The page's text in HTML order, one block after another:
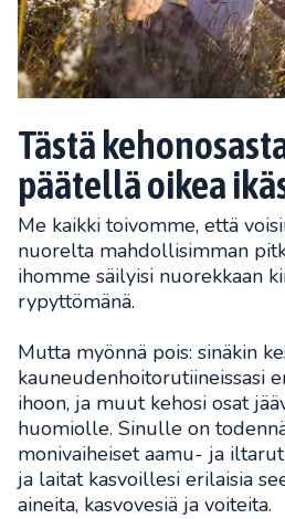
Tästä
päätellä oikea
Me kaikki toivomme, että
nuorelta mahdollisimman
ihomme säilyisi nuorekkaan
rypyttömänä.
Mutta myönnä pois: sinäkin
kauneudenhoitorutiineissasi
ihoon, ja muut kehosi osat
huomiolle. Sinulle on
monivaiheiset aamu- ja
ja laitat kasvoillesi erilaisia
aineita, kasvovesiä ja voiteita.